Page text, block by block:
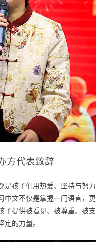
方代表致辞
孩子们用热爱、坚持与努
文不仅是掌握一门语言，
提供被看见、被尊重、被
的力量。